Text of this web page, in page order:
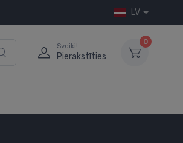
LV
Sveiki!
Pierakstīties
0